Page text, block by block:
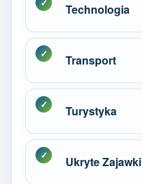
Technologia
Transport
Turystyka
Ukryte Zajawki